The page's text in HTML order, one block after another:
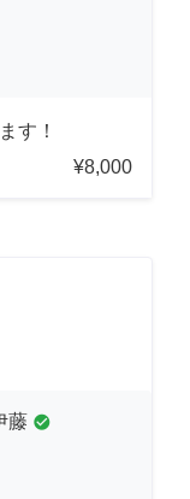
す！
¥8,000
藤 check_circle